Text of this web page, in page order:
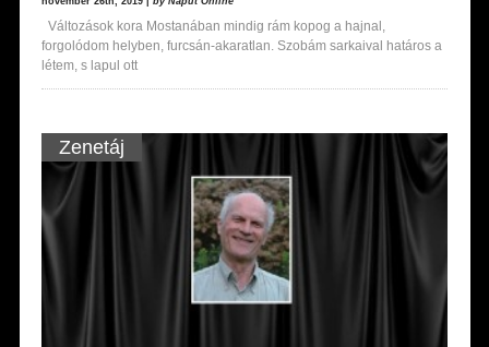
Változások kora Mostanában mindig rám kopog a hajnal,
forgolódom helyben, furcsán-akaratlan. Szobám sarkaival határos a
létem, s lapul ott
Zenetáj